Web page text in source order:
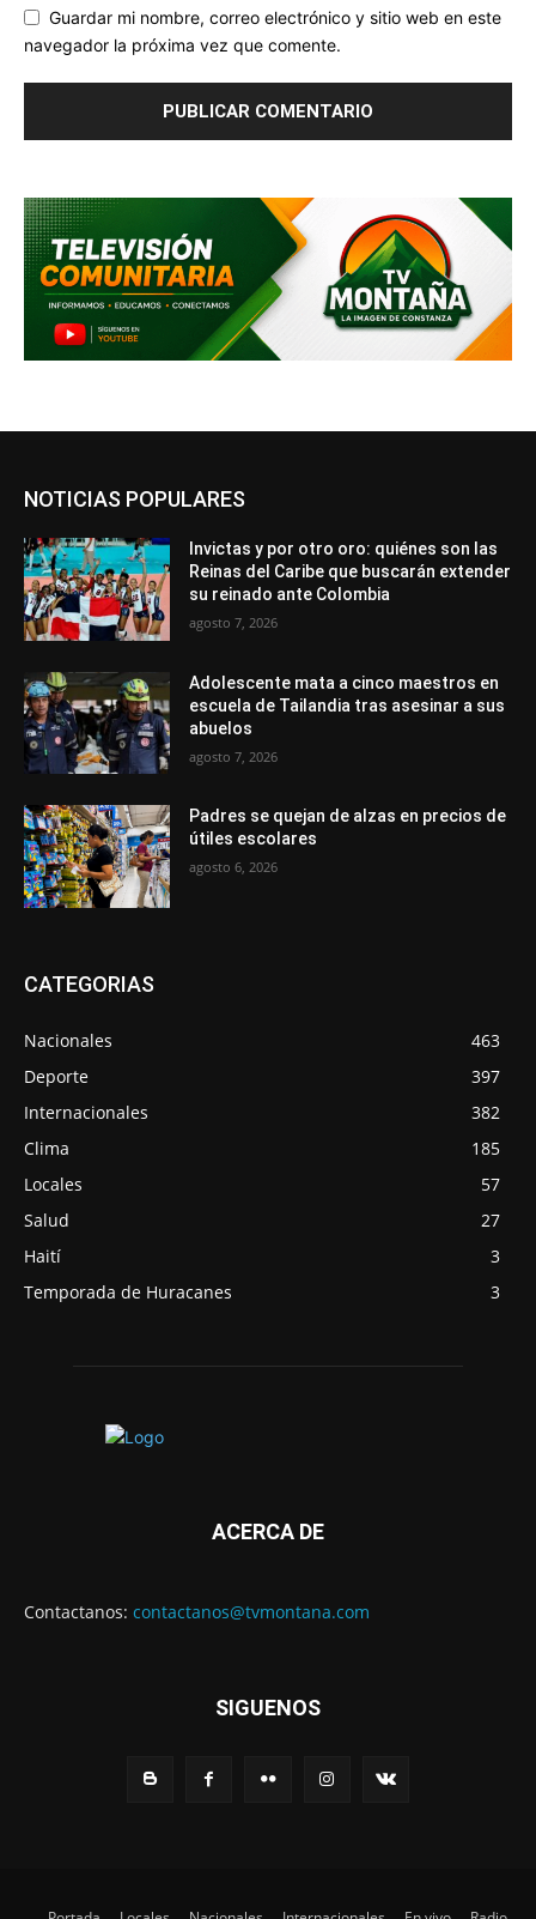
Guardar mi nombre, correo electrónico y sitio web en este
navegador la próxima vez que comente.
NOTICIAS POPULARES
Invictas y por otro oro: quiénes son las
Reinas del Caribe que buscarán extender
su reinado ante Colombia
agosto 7, 2026
Adolescente mata a cinco maestros en
escuela de Tailandia tras asesinar a sus
abuelos
agosto 7, 2026
Padres se quejan de alzas en precios de
útiles escolares
agosto 6, 2026
CATEGORIAS
Nacionales
463
Deporte
397
Internacionales
382
Clima
185
Locales
57
Salud
27
Haití
3
Temporada de Huracanes
3
ACERCA DE
Contactanos: contactanos@tvmontana.com
SIGUENOS